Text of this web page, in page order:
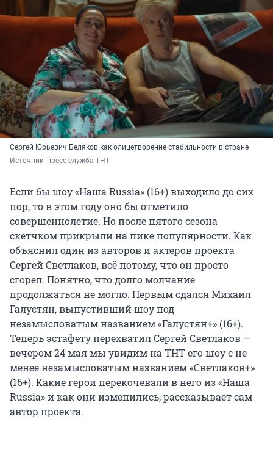
Сергей Юрьевич Беляков как олицетворение стабильности в стране
Источник: пресс-служба ТНТ
Если бы шоу «Наша Russia» (16+) выходило до сих
пор, то в этом году оно бы отметило
совершеннолетие. Но после пятого сезона
скетчком прикрыли на пике популярности. Как
объяснил один из авторов и актеров проекта
Сергей Светлаков, всё потому, что он просто
сгорел. Понятно, что долго молчание
продолжаться не могло. Первым сдался Михаил
Галустян, выпустивший шоу под
незамысловатым названием «Галустян+» (16+).
Теперь эстафету перехватил Сергей Светлаков —
вечером 24 мая мы увидим на ТНТ его шоу с не
менее незамысловатым названием «Светлаков+»
(16+). Какие герои перекочевали в него из «Наша
Russia» и как они изменились, рассказывает сам
автор проекта.